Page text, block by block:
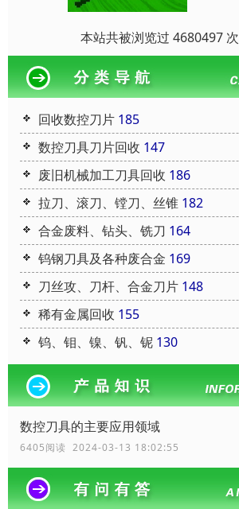
本站共被浏览过 4680497 次
回收数控刀片 185
数控刀具刀片回收 147
废旧机械加工刀具回收 186
拉刀、滚刀、镗刀、丝锥 182
合金废料、钻头、铣刀 164
钨钢刀具及各种废合金 169
刀丝攻、刀杆、合金刀片 148
稀有金属回收 155
钨、钼、镍、钒、铌 130
数控刀具的主要应用领域
6405阅读 2024-03-13 18:02:55